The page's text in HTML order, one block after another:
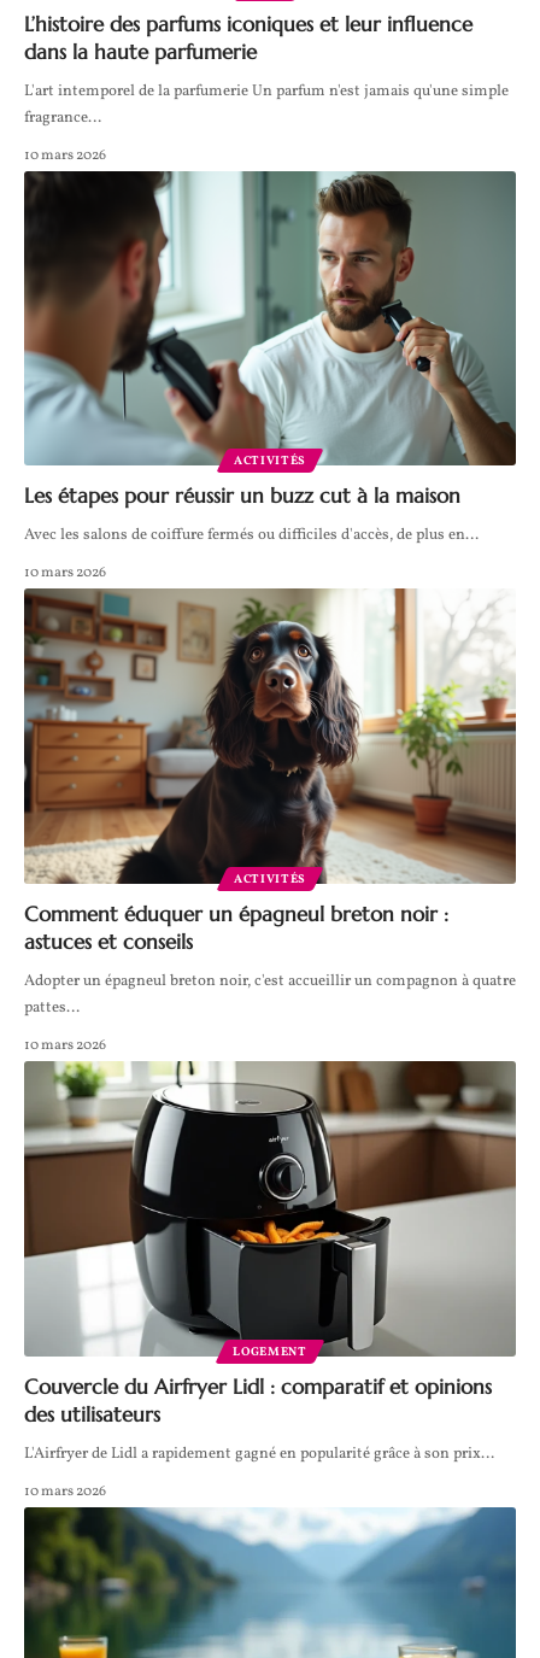
L’histoire des parfums iconiques et leur influence
dans la haute parfumerie
L'art intemporel de la parfumerie Un parfum n'est jamais qu'une simple
fragrance…
10 mars 2026
ACTIVITÉS
Les étapes pour réussir un buzz cut à la maison
Avec les salons de coiffure fermés ou difficiles d'accès, de plus en…
10 mars 2026
ACTIVITÉS
Comment éduquer un épagneul breton noir :
astuces et conseils
Adopter un épagneul breton noir, c'est accueillir un compagnon à quatre
pattes…
10 mars 2026
LOGEMENT
Couvercle du Airfryer Lidl : comparatif et opinions
des utilisateurs
L'Airfryer de Lidl a rapidement gagné en popularité grâce à son prix…
10 mars 2026